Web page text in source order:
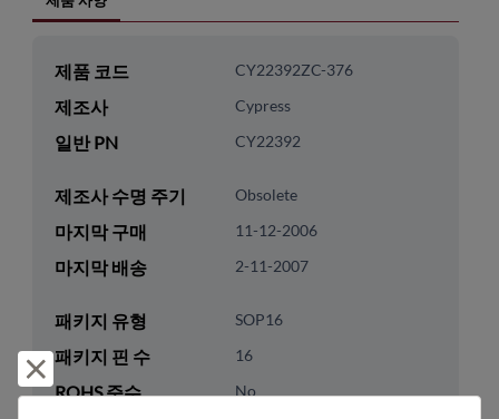
제품 코드 CY22392ZC-376
제조사 Cypress
일반 PN CY22392
제조사 수명 주기 Obsolete
마지막 구매 11-12-2006
마지막 배송 2-11-2007
패키지 유형 SOP16
패키지 핀 수 16
ROHS 준수 No
거부 및 닫기